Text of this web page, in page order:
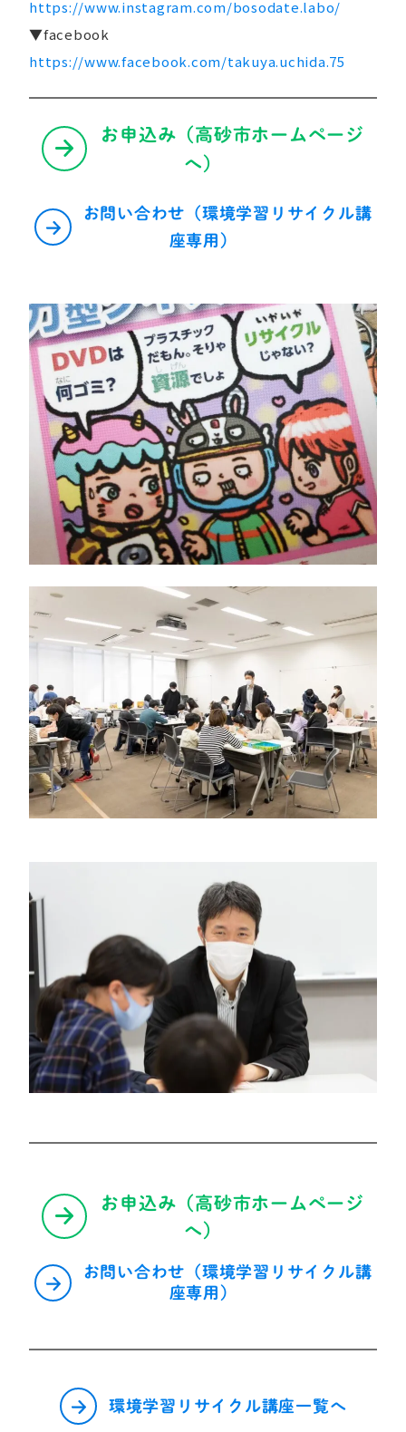
https://www.instagram.com/bosodate.labo/
▼facebook
https://www.facebook.com/takuya.uchida.75
お申込み（高砂市ホームページ
へ）
お問い合わせ（環境学習リサイクル講
座専用）
お申込み（高砂市ホームページ
へ）
お問い合わせ（環境学習リサイクル講
座専用）
環境学習リサイクル講座一覧へ